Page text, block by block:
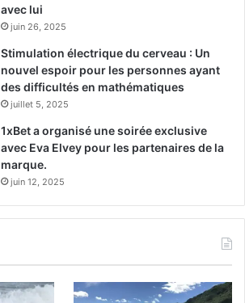
avec lui
juin 26, 2025
Stimulation électrique du cerveau : Un
nouvel espoir pour les personnes ayant
des difficultés en mathématiques
juillet 5, 2025
1xBet a organisé une soirée exclusive
avec Eva Elvey pour les partenaires de la
marque.
juin 12, 2025